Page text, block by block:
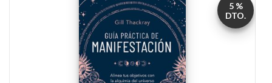
5 %
DTO.